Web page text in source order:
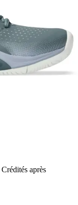
Crédités après